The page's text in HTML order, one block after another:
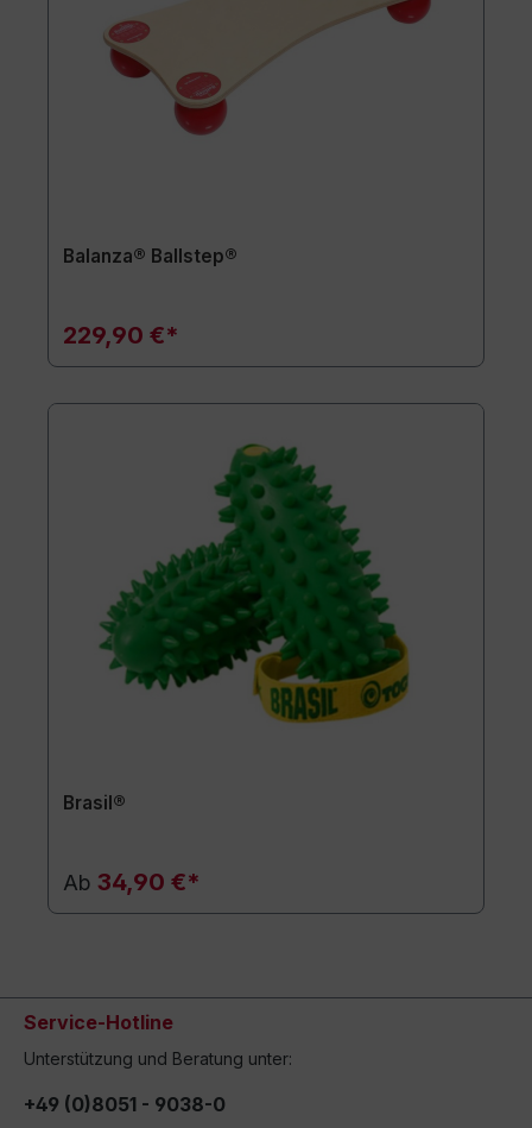
Balanza® Ballstep®
229,90 €*
Brasil®
Ab 34,90 €*
Service-Hotline
Unterstützung und Beratung unter:
+49 (0)8051 - 9038-0